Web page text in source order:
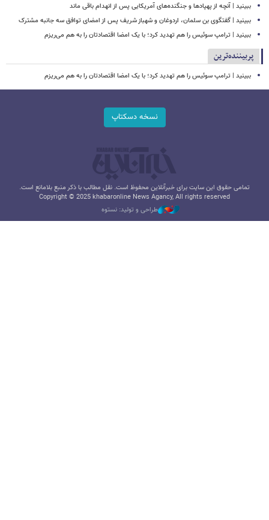
ببینید | آنچه از پهپادها و جنگنده‌های آمریکایی پس از انهدام باقی ماند
ببینید | گفتگوی بن سلمان، اردوغان و شهباز شریف پس از امضای توافق سه جانبه مشترک
ببینید | ترامپ سوئیس را هم تهدید کرد؛ با یک امضا اقتصادتان را به هم می‌ریزم
پربیننده‌ترین
ببینید | ترامپ سوئیس را هم تهدید کرد؛ با یک امضا اقتصادتان را به هم می‌ریزم
نسخه دسکتاپ
تمامی حقوق این سایت برای خبرآنلاین محفوظ است. نقل مطالب با ذکر منبع بلامانع است.
Copyright © 2025 khabaronline News Agancy, All rights reserved
طراحی و تولید: نستوه